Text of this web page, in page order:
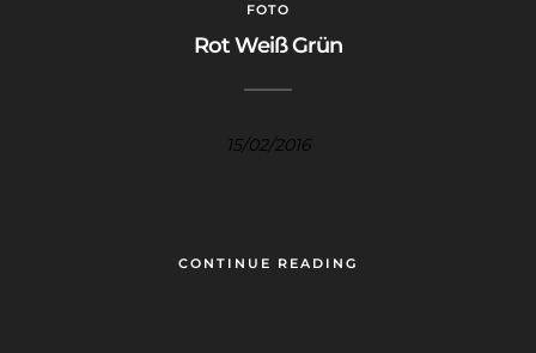
FOTO
Rot Weiß Grün
15/02/2016
CONTINUE READING